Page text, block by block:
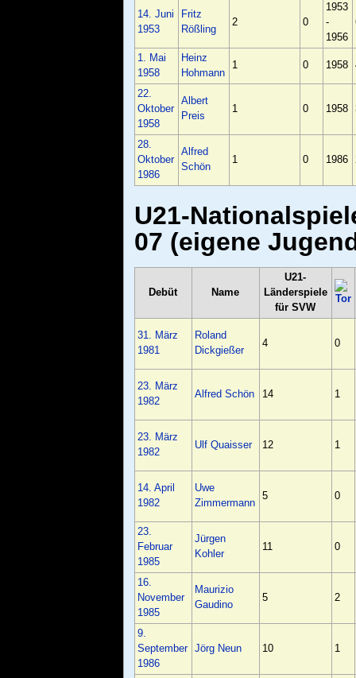
14. Juni
1953
Fritz
Rößling
2 0
1953
-
1956
1. Mai
1958
Heinz
Hohmann
1 0 1958
22.
Oktober
1958
Albert
Preis
1 0 1958
28.
Oktober
1986
Alfred
Schön
1 0 1986
U21-
07 (eigene
Debüt Name
U21-
Länderspiele
für SVW
31. März
1981
Roland
Dickgießer
4 0
23. März
1982
Alfred Schön 14 1
23. März
1982
Ulf Quaisser 12 1
14. April
1982
Uwe
Zimmermann
5 0
23.
Februar
1985
Jürgen
Kohler
11 0
16.
November
1985
Maurizio
Gaudino
5 2
9.
September
1986
Jörg Neun 10 1